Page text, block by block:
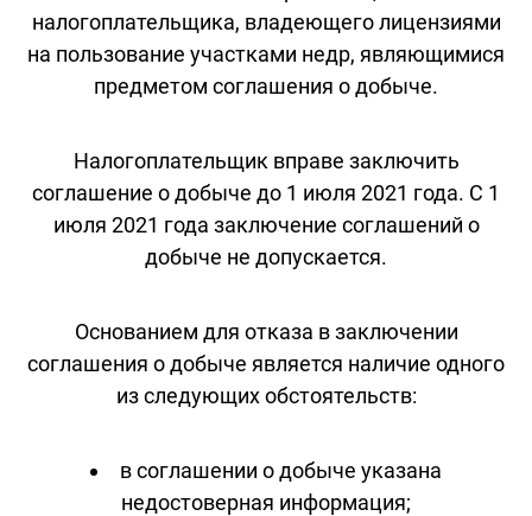
налогоплательщика, владеющего лицензиями
на пользование участками недр, являющимися
предметом соглашения о добыче.
Налогоплательщик вправе заключить
соглашение о добыче до 1 июля 2021 года. С 1
июля 2021 года заключение соглашений о
добыче не допускается.
Основанием для отказа в заключении
соглашения о добыче является наличие одного
из следующих обстоятельств:
в соглашении о добыче указана
недостоверная информация;